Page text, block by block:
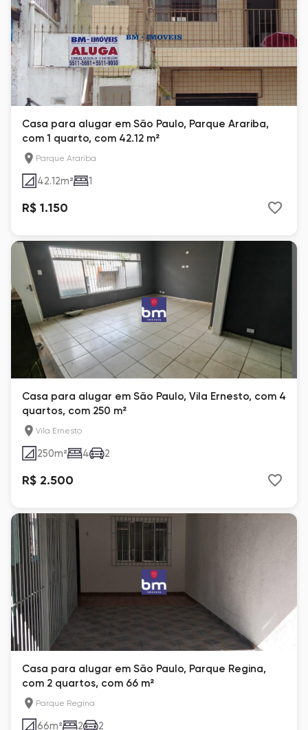
Casa para alugar em São Paulo, Parque Arariba,
com 1 quarto, com 42.12 m²
Parque Arariba
42.12m² 1
R$ 1.150
Casa para alugar em São Paulo, Vila Ernesto, com 4
quartos, com 250 m²
Vila Ernesto
250m² 4 2
R$ 2.500
Casa para alugar em São Paulo, Parque Regina,
com 2 quartos, com 66 m²
Parque Regina
66m² 2 2